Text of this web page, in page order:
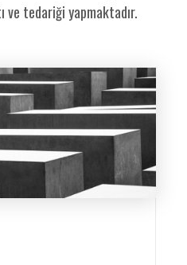
ve tedariği yapmaktadır.